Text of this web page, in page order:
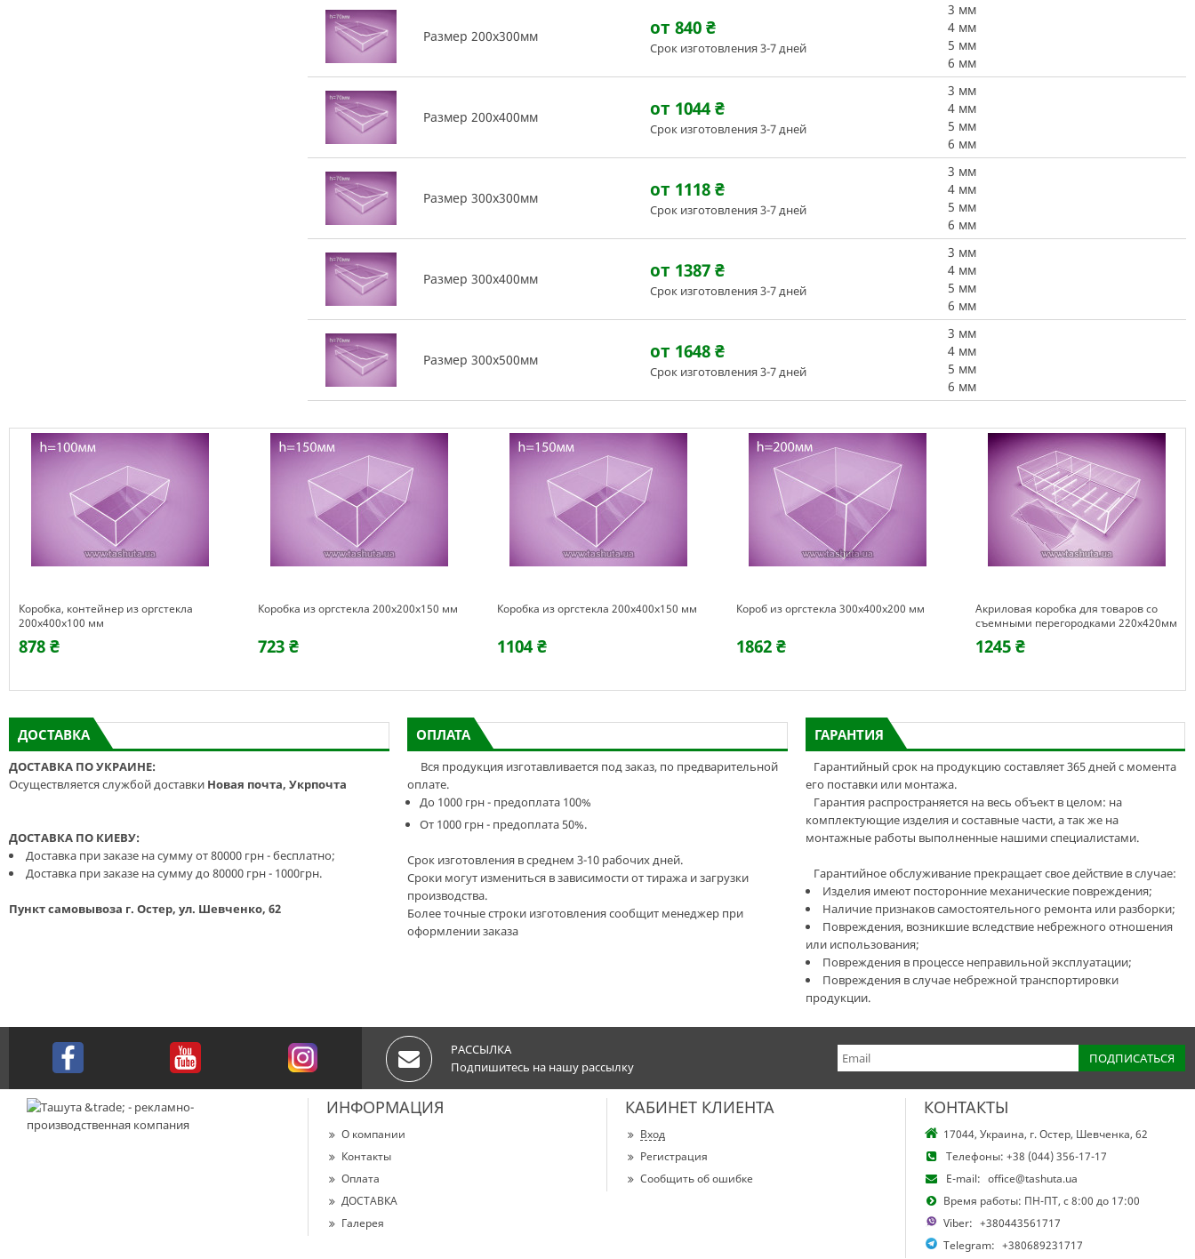
Размер 200х300мм от 840₴
Срок изготовления 3-7 дней
3 мм
4 мм
5 мм
6 мм
Размер 200х400мм от 1044₴
Срок изготовления 3-7 дней
3 мм
4 мм
5 мм
6 мм
Размер 300х300мм от 1118₴
Срок изготовления 3-7 дней
3 мм
4 мм
5 мм
6 мм
Размер 300х400мм от 1387₴
Срок изготовления 3-7 дней
3 мм
4 мм
5 мм
6 мм
Размер 300х500мм от 1648₴
Срок изготовления 3-7 дней
3 мм
4 мм
5 мм
6 мм
Коробка, контейнер из оргстекла
200х400х100 мм
878 ₴
Коробка из оргстекла 200х200х150 мм
723 ₴
Коробка из оргстекла 200х400х150 мм
1104 ₴
Короб из оргстекла 300х400х200 мм
1862 ₴
Акриловая коробка для товаров со
съемными перегородками 220х420мм
1245 ₴
ДОСТАВКА
ДОСТАВКА ПО УКРАИНЕ:
Осуществляется службой доставки Новая почта, Укрпочта
ДОСТАВКА ПО КИЕВУ:
Доставка при заказе на сумму от 80000 грн - бесплатно;
Доставка при заказе на сумму до 80000 грн - 1000грн.
Пункт самовывоза г. Остер, ул. Шевченко, 62
ОПЛАТА
Вся продукция изготавливается под заказ, по предварительной
оплате.
До 1000 грн - предоплата 100%
От 1000 грн - предоплата 50%.
Срок изготовления в среднем 3-10 рабочих дней.
Сроки могут измениться в зависимости от тиража и загрузки
производства.
Более точные строки изготовления сообщит менеджер при
оформлении заказа
ГАРАНТИЯ
Гарантийный срок на продукцию составляет 365 дней с момента
его поставки или монтажа.
Гарантия распространяется на весь объект в целом: на
комплектующие изделия и составные части, а так же на
монтажные работы выполненные нашими специалистами.
Гарантийное обслуживание прекращает свое действие в случае:
Изделия имеют посторонние механические повреждения;
Наличие признаков самостоятельного ремонта или разборки;
Повреждения, возникшие вследствие небрежного отношения
или использования;
Повреждения в процессе неправильной эксплуатации;
Повреждения в случае небрежной транспортировки
продукции.
РАССЫЛКА
Подпишитесь на нашу рассылку
ИНФОРМАЦИЯ
О компании
Контакты
Оплата
ДОСТАВКА
Галерея
КАБИНЕТ КЛИЕНТА
Вход
Регистрация
Сообщить об ошибке
КОНТАКТЫ
17044, Украина, г. Остер, Шевченка, 62
Телефоны: +38 (044) 356-17-17
E-mail: office@tashuta.ua
Время работы: ПН-ПТ, с 8:00 до 17:00
Viber: +380443561717
Telegram: +380689231717